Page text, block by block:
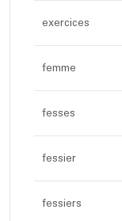
exercices
femme
fesses
fessier
fessiers